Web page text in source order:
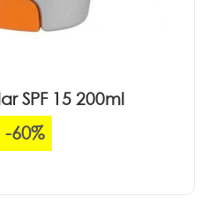
SPF 15 200ml
-60%